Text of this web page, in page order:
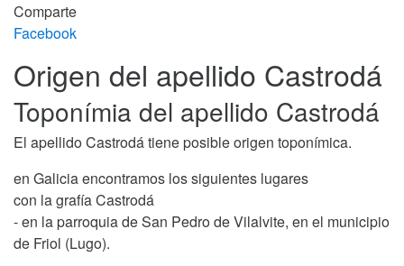
Comparte
Facebook
Origen del apellido Castrodá
Toponímia del apellido Castrodá
El apellido Castrodá tiene posible origen toponímica.
en Galicia encontramos los siguientes lugares
con la grafía Castrodá
- en la parroquia de San Pedro de Vilalvite, en el municipio
de Friol (Lugo).